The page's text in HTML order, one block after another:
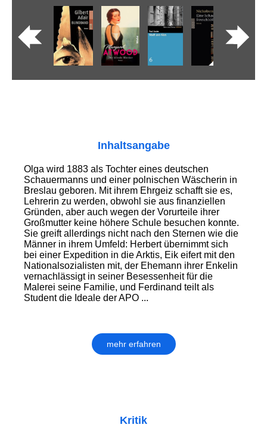
Inhaltsangabe
Olga wird 1883 als Tochter eines deutschen
Schauermanns und einer polnischen Wäscherin in
Breslau geboren. Mit ihrem Ehrgeiz schafft sie es,
Lehrerin zu werden, obwohl sie aus finanziellen
Gründen, aber auch wegen der Vorurteile ihrer
Großmutter keine höhere Schule besuchen konnte.
Sie greift allerdings nicht nach den Sternen wie die
Männer in ihrem Umfeld: Herbert übernimmt sich
bei einer Expedition in die Arktis, Eik eifert mit den
Nationalsozialisten mit, der Ehemann ihrer Enkelin
vernachlässigt in seiner Besessenheit für die
Malerei seine Familie, und Ferdinand teilt als
Student die Ideale der APO ...
mehr erfahren
Kritik